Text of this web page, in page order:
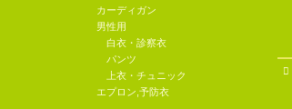
カーディガン
男性用
白衣・診察衣
パンツ
上衣・チュニック
エプロン,予防衣